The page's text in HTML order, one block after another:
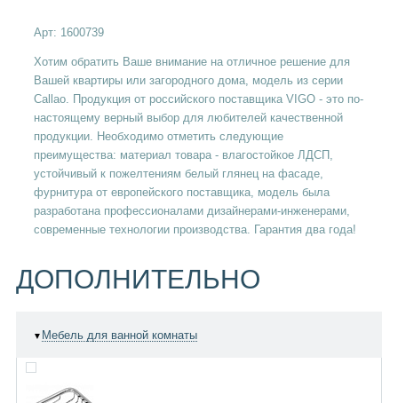
Арт: 1600739
Хотим обратить Ваше внимание на отличное решение для
Вашей квартиры или загородного дома, модель из серии
Callao. Продукция от российского поставщика VIGO - это по-
настоящему верный выбор для любителей качественной
продукции. Необходимо отметить следующие
преимущества: материал товара - влагостойкое ЛДСП,
устойчивый к пожелтениям белый глянец на фасаде,
фурнитура от европейского поставщика, модель была
разработана профессионалами дизайнерами-инженерами,
современные технологии производства. Гарантия два года!
ДОПОЛНИТЕЛЬНО
▼ Мебель для ванной комнаты